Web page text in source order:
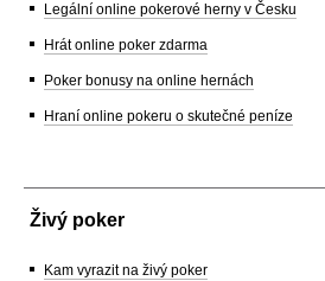
Legální online pokerové herny v Česku
Hrát online poker zdarma
Poker bonusy na online hernách
Hraní online pokeru o skutečné peníze
Živý poker
Kam vyrazit na živý poker